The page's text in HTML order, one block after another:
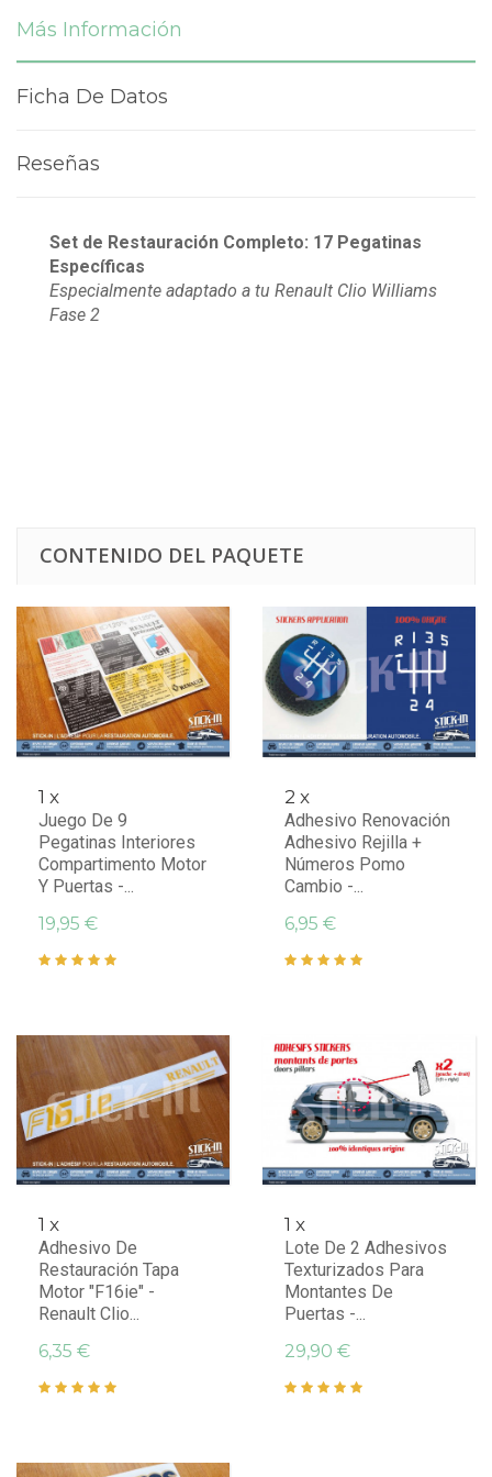
Más Información
Ficha De Datos
Reseñas
Set de Restauración Completo: 17 Pegatinas
Específicas
Especialmente adaptado a tu Renault Clio Williams
Fase 2
CONTENIDO DEL PAQUETE
1 x
Juego De 9
Pegatinas Interiores
Compartimento Motor
Y Puertas -...
19,95 €
2 x
Adhesivo Renovación
Adhesivo Rejilla +
Números Pomo
Cambio -...
6,95 €
1 x
Adhesivo De
Restauración Tapa
Motor "F16ie" -
Renault Clio...
6,35 €
1 x
Lote De 2 Adhesivos
Texturizados Para
Montantes De
Puertas -...
29,90 €